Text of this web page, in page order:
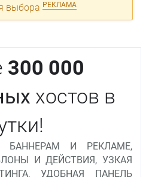
выбора РЕКЛАМА
300 000
хостов в
И РЕКЛАМЕ,
И ДЕЙСТВИЯ, УЗКАЯ
УДОБНАЯ ПАНЕЛЬ